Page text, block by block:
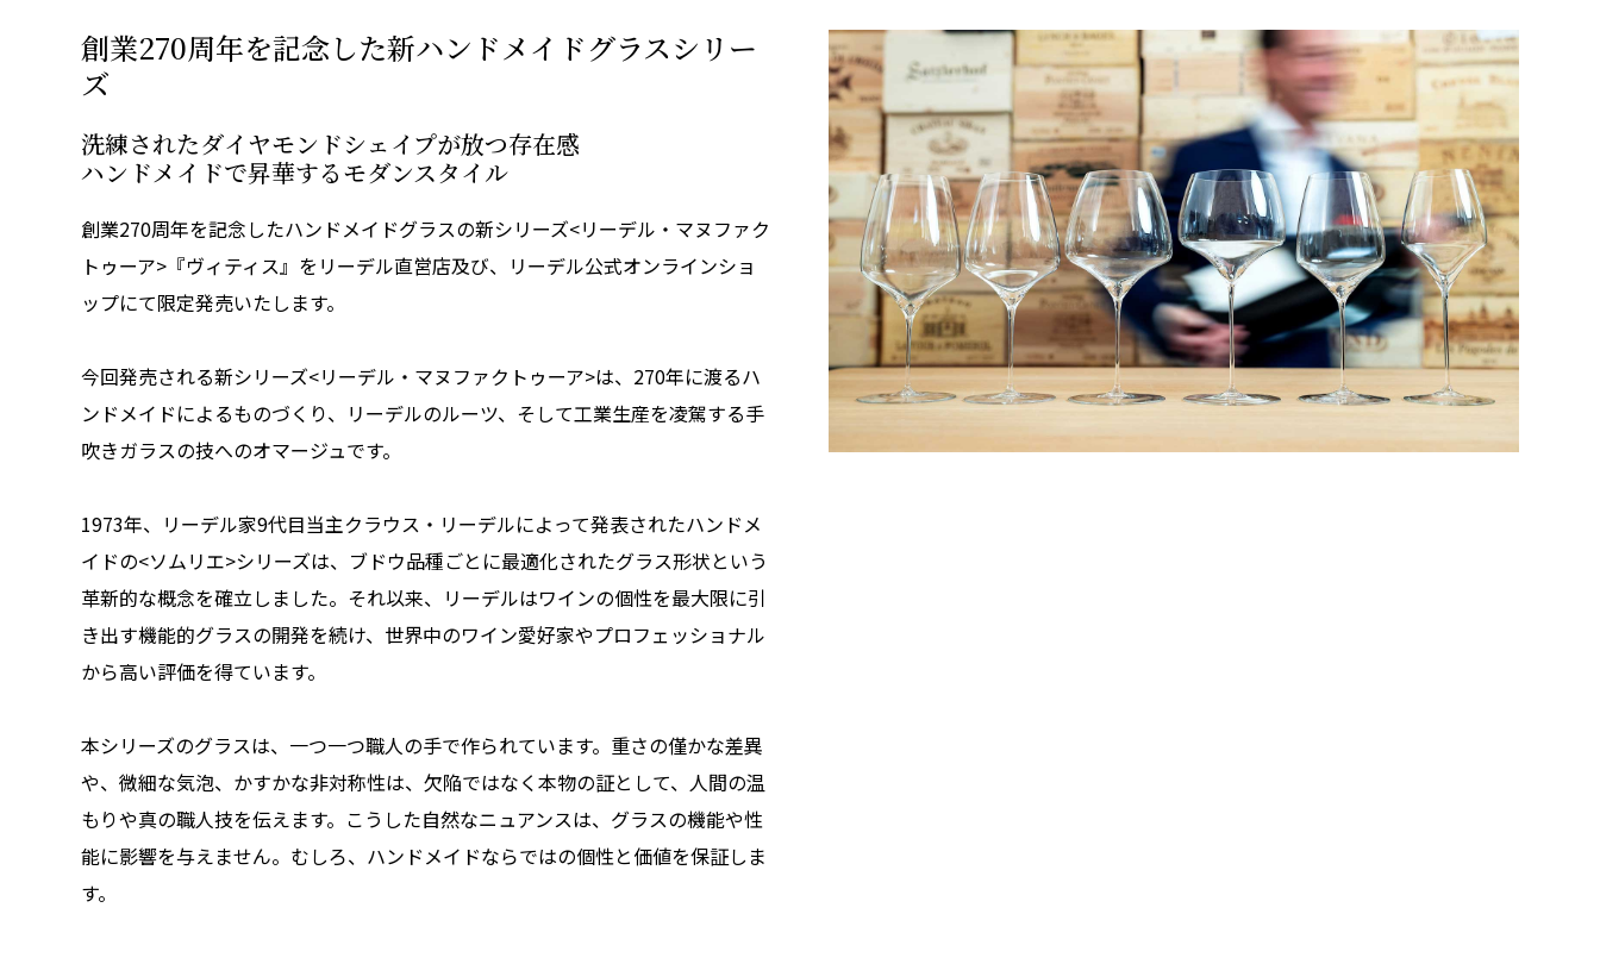
えません。むしろ、ハンドメイドならではの個性と価値を保証します。
創業270周年を記念した新ハンドメイドグラスシリー
ズ
洗練されたダイヤモンドシェイプが放つ存在感
ハンドメイドで昇華するモダンスタイル
創業270周年を記念したハンドメイドグラスの新シリーズ<リーデル・マヌファク
トゥーア>『ヴィティス』をリーデル直営店及び、リーデル公式オンラインショ
ップにて限定発売いたします。
今回発売される新シリーズ<リーデル・マヌファクトゥーア>は、270年に渡るハ
ンドメイドによるものづくり、リーデルのルーツ、そして工業生産を凌駕する手
吹きガラスの技へのオマージュです。
1973年、リーデル家9代目当主クラウス・リーデルによって発表されたハンドメ
イドの<ソムリエ>シリーズは、ブドウ品種ごとに最適化されたグラス形状という
革新的な概念を確立しました。それ以来、リーデルはワインの個性を最大限に引
き出す機能的グラスの開発を続け、世界中のワイン愛好家やプロフェッショナル
から高い評価を得ています。
本シリーズのグラスは、一つ一つ職人の手で作られています。重さの僅かな差異
や、微細な気泡、かすかな非対称性は、欠陥ではなく本物の証として、人間の温
もりや真の職人技を伝えます。こうした自然なニュアンスは、グラスの機能や性
能に影響を与えません。むしろ、ハンドメイドならではの個性と価値を保証しま
す。